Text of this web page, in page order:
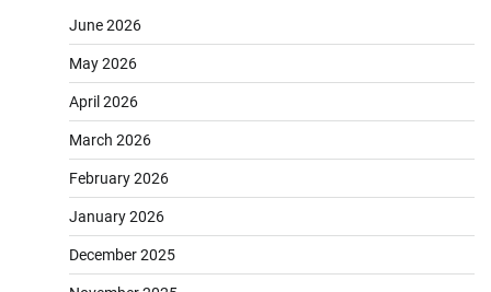
June 2026
May 2026
April 2026
March 2026
February 2026
January 2026
December 2025